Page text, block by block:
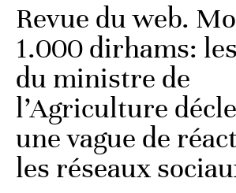
Revue du web.
1.000 dirhams:
du ministre de
l’Agriculture
une vague de
les réseaux